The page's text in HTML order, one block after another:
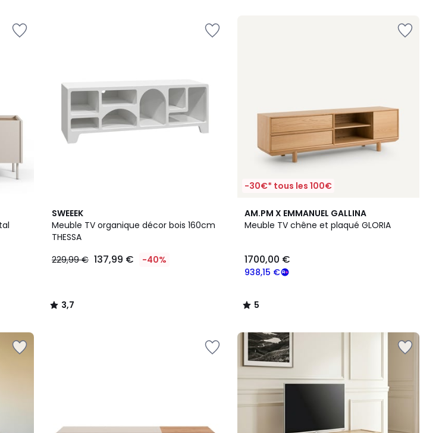
SWEEEK
Meuble TV organique décor bois 160cm
THESSA
229,99 € 137,99 € -40%
3,7
/ 5
3,7
/
-30€* tous les 100€
AM.PM X EMMANUEL GALLINA
Meuble TV chêne et plaqué GLORIA
938,15 €
1700,00 €
5
/
5
/